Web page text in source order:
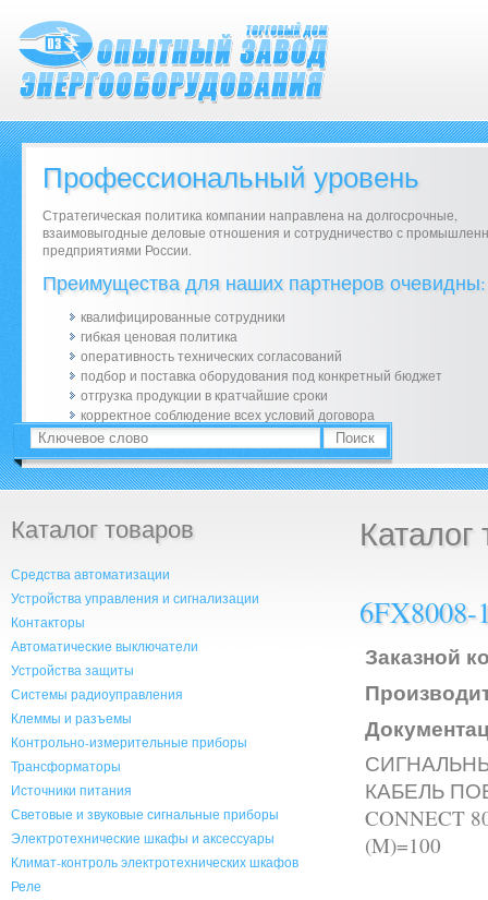
Профессиональный уровень
Стратегическая политика компании направлена на долгосрочные,
взаимовыгодные деловые отношения и сотрудничество с
предприятиями России.
Преимущества для наших партнеров очевидны:
квалифицированные сотрудники
гибкая ценовая политика
оперативность технических согласований
подбор и поставка оборудования под конкретный бюджет
отгрузка продукции в кратчайшие сроки
корректное соблюдение всех условий договора
Каталог товаров
Средства автоматизации
Устройства управления и сигнализации
Контакторы
Автоматические выключатели
Устройства защиты
Системы радиоуправления
Клеммы и разъемы
Контрольно-измерительные приборы
Трансформаторы
Источники питания
Световые и звуковые сигнальные приборы
Электротехнические шкафы и аксессуары
Климат-контроль электротехнических шкафов
Реле
Каталог
Заказной
КАБЕЛЬ
CONNECT
(M)=100